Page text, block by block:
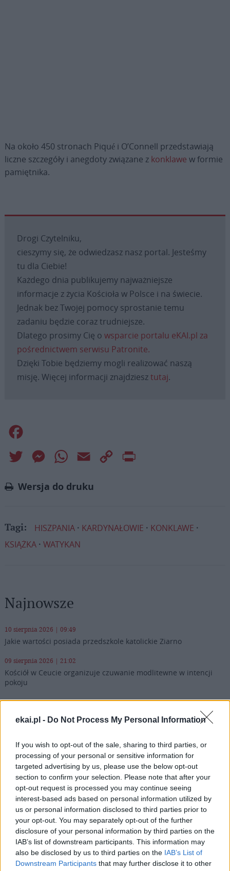
ekai.pl - Do Not Process My Personal Information
If you wish to opt-out of the sale, sharing to third parties, or
processing of your personal or sensitive information for
targeted advertising by us, please use the below opt-out
section to confirm your selection. Please note that after your
opt-out request is processed you may continue seeing
interest-based ads based on personal information utilized by
us or personal information disclosed to third parties prior to
your opt-out. You may separately opt-out of the further
disclosure of your personal information by third parties on the
IAB’s list of downstream participants. This information may
also be disclosed by us to third parties on the IAB’s List of
Downstream Participants that may further disclose it to other
Na około 450 stronach Piqué i O’Connell przedstawiają
liczne szczegóły i anegdoty związane z konklawe w formie
pamiętnika.
Drogi Czytelniku,
cieszymy się, że odwiedzasz nasz portal. Jesteśmy
tu dla Ciebie!
Każdego dnia publikujemy najważniejsze
informacje z życia Kościoła w Polsce i na świecie.
Jednak bez Twojej pomocy sprostanie temu
zadaniu będzie coraz trudniejsze.
Dlatego prosimy Cię o wsparcie portalu eKAI.pl za
pośrednictwem serwisu Patronite.
Dzięki Tobie będziemy mogli realizować naszą
misję. Więcej informacji znajdziesztutaj.
Twitter MessengerWhatsApp
Email
Copy
Wersja do druku
Tagi: HISZPANIA KARDYNAŁOWIE
KONKLAWE
KSIĄŻKA WATYKAN
Najnowsze
10 sierpnia 2026 | 09:49
Jakie wartości posiada przedszkole katolickie Ziarno
09 sierpnia 2026 | 21:02
Kościół w Ceucie organizuje czuwanie modlitewne w intencji
pokoju
09 sierpnia 2026 | 20:28
Abp Colombo: wizyta Papieża przesłaniem pokoju
Popularne